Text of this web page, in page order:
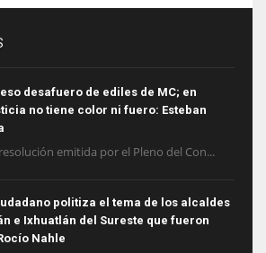
desafuero de ediles de MC; en
no tiene color ni fuero: Esteban
emitida por el Pleno del Con...
politiza el tema de los alcaldes
e Ixhuatlán del Sureste que fueron
Nahle